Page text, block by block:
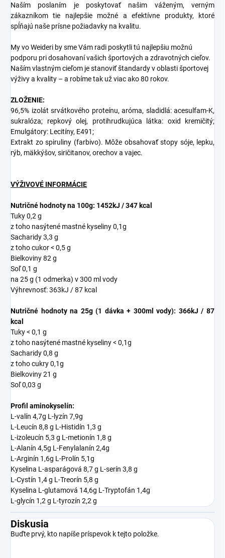
Naším poslaním je poskytovať našim váženým, verným
zákazníkom tie najlepšie možné a efektívne produkty, ktoré
spĺňajú naše prísne požiadavky na kvalitu.
My vo Weideri by sme Vám radi poskytli tú najlepšiu možnú
podporu pri dosahovaní vašich športových a zdravotných cieľov.
Naším vlastným cieľom je stanoviť štandardy v oblasti športovej
výživy a kvality – a robíme tak už viac ako 80 rokov.
ZLOŽENIE:
96,5% izolát srvátkového proteínu, aróma, sladidlá: acesulfam-K,
sukralóza; repkový olej, protihrudkujúca látka: oxid kremičitý;
Emulgátory: Lecitíny, E491;
Extrakt zo spiruliny (farbivo). Môže obsahovať stopy sóje, lepku,
rýb, mäkkýšov, siričitanov, orechov a vajec.
VÝŽIVOVÉ INFORMÁCIE
Nutričné hodnoty na 100g: 1452kJ / 347 kcal
Tuky 0,2 g
z toho nasýtené mastné kyseliny 0,1g
Sacharidy 3,3 g
z toho cukor < 0,5 g
Bielkoviny 82 g
Soľ 0,1 g
na 25 g (1 odmerka) v 300 ml vody
Výhrevnosť: 363kJ / 87 kcal
Nutričné hodnoty na 25g (1 dávka + 300ml vody): 366kJ / 87
kcal
Tuky < 0,1 g
z toho nasýtené mastné kyseliny < 0,1g
Sacharidy 0,8 g
z toho cukry 0,1g
Bielkoviny 21 g
Soľ 0,03 g
Profil aminokyselín:
L-valín 4,7g L-lyzín 7,9g
L-Leucín 8,8 g L-Histidín 1,3 g
L-izoleucín 5,3 g L-metionín 1,8 g
L-Alanín 4,5g L-Fenylalanín 2,4g
L-Arginín 1,6g L-Prolín 5,1g
Kyselina L-asparágová 8,7 g L-serín 3,8 g
L-Cystín 1,4 g L-Treorín 5,8 g
Kyselina L-glutamová 14,6g L-Tryptofán 1,4g
L-glycín 1,2 g L-tyrozín 2,2 g
Diskusia
Buďte prvý, kto napíše príspevok k tejto položke.